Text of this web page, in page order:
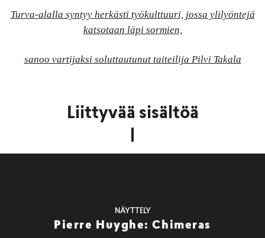
Turva-alalla syntyy herkästi työkulttuuri, jossa ylilyöntejä
katsotaan läpi sormien,
sanoo vartijaksi soluttautunut taiteilija Pilvi Takala
Liittyvää sisältöä
NÄYTTELY
Pierre Huyghe: Chimeras